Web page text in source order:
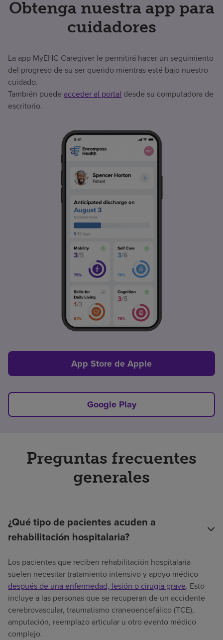
Obtenga nuestra app para
cuidadores
La app MyEHC Caregiver le permitirá hacer un seguimiento
del progreso de su ser querido mientras esté bajo nuestro
cuidado.
También puede acceder al portal desde su computadora de
escritorio.
App Store de Apple
Google Play
Preguntas frecuentes
generales
¿Qué tipo de pacientes acuden a
rehabilitación hospitalaria?
Los pacientes que reciben rehabilitación hospitalaria
suelen necesitar tratamiento intensivo y apoyo médico
después de una enfermedad, lesión o cirugía grave. Esto
incluye a las personas que se recuperan de un accidente
cerebrovascular, traumatismo craneoencefálico (TCE),
amputación, reemplazo articular u otro evento médico
complejo.